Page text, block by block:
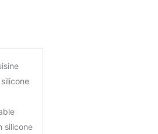
silicone